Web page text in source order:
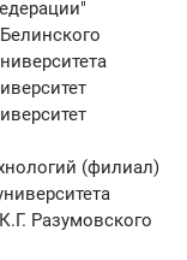
(филиал)
Разумовского